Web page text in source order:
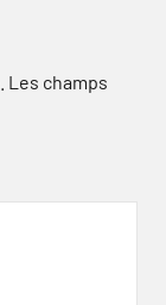
Les champs